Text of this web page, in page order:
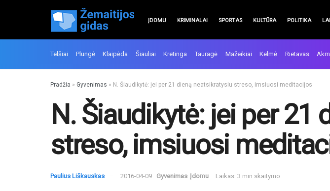
ĮDOMU KRIMINALAI SPORTAS KULTŪRA POLITIKA
Telšiai Plungė Klaipėda Šiauliai Kretinga Tauragė Mažeikiai Kelmė Rietavas
Pradžia » Gyvenimas » N. Šiaudikytė: jei per 21 dieną neatsikratysiu streso, imsiuosi meditacijos
N. Šiaudikytė: jei per 21
streso, imsiuosi
Paulius Liškauskas 2016-04-09 Gyvenimas Įdomu Laikas: 3 min skaitymo